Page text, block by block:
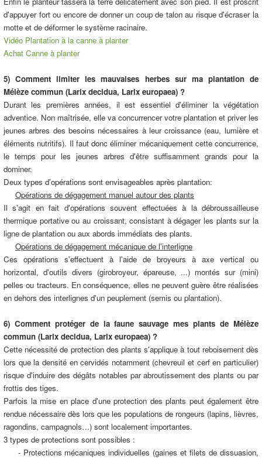
d'appuyer fort ou encore de donner un coup de talon au risque d'écraser la
motte et de déformer le système racinaire.
Vidéo Plantation à la canne à planter
Achat Canne à planter
5) Comment limiter les mauvaises herbes sur ma plantation de
Mélèze commun (Larix decidua, Larix europaea) ?
Durant les premières années, il est essentiel d'éliminer la végétation
adventice. Non maîtrisée, elle va concurrencer votre plantation et priver les
jeunes arbres des besoins nécessaires à leur croissance (eau, lumière et
éléments nutritifs). Il faut donc éliminer mécaniquement cette concurrence,
le temps pour les jeunes arbres d'être suffisamment grands pour la
dominer.
Deux types d'opérations sont envisageables après plantation:
Opérations de dégagement manuel autour des plants
Il s'agit en fait d'opérations souvent effectuées à la débroussailleuse
thermique portative ou au croissant, consistant à dégager les plants sur la
ligne de plantation ou aux abords immédiats des plants.
Opérations de dégagement mécanique de l'interligne
Ces opérations s'effectuent à l'aide de broyeurs à axe vertical ou
horizontal, d'outils divers (girobroyeur, épareuse, ...) montés sur (mini)
pelles ou tracteurs. En conséquence, elles ne peuvent guère être réalisées
en dehors des interlignes d'un peuplement (semis ou plantation).
6) Comment protéger de la faune sauvage mes plants de Mélèze
commun (Larix decidua, Larix europaea) ?
Cette nécessité de protection des plants s'applique à tout reboisement dès
lors que la densité en cervidés notamment (chevreuil et cerf en particulier)
risque d'induire des dégâts notables par abroutissement des plants ou par
frottis des tiges.
Parfois la mise en place d'une protection des plants peut également être
rendue nécessaire dès lors que les populations de rongeurs (lapins, lièvres,
ragondins, campagnols…) sont localement importantes.
3 types de protections sont possibles :
- Protections mécaniques individuelles (gaines et filets de dissuasion,